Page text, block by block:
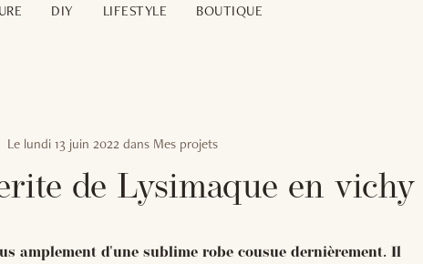
DIY LIFESTYLE BOUTIQUE
Le lundi 13 juin 2022dans Mes projets
de Lysimaque en vichy
amplement d'une sublime robe cousue dernièrement. Il